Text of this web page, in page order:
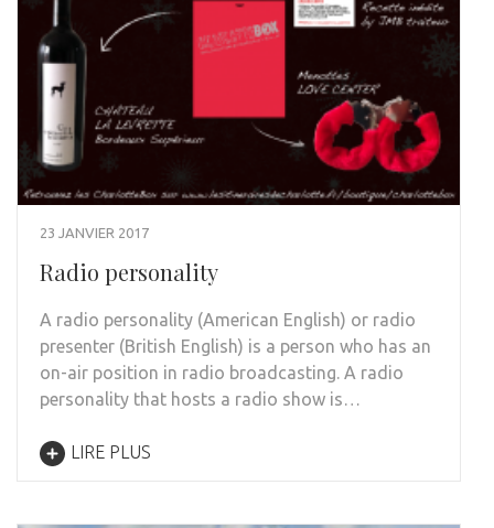
23 JANVIER 2017
Radio personality
A radio personality (American English) or radio
presenter (British English) is a person who has an
on-air position in radio broadcasting. A radio
personality that hosts a radio show is…
LIRE PLUS